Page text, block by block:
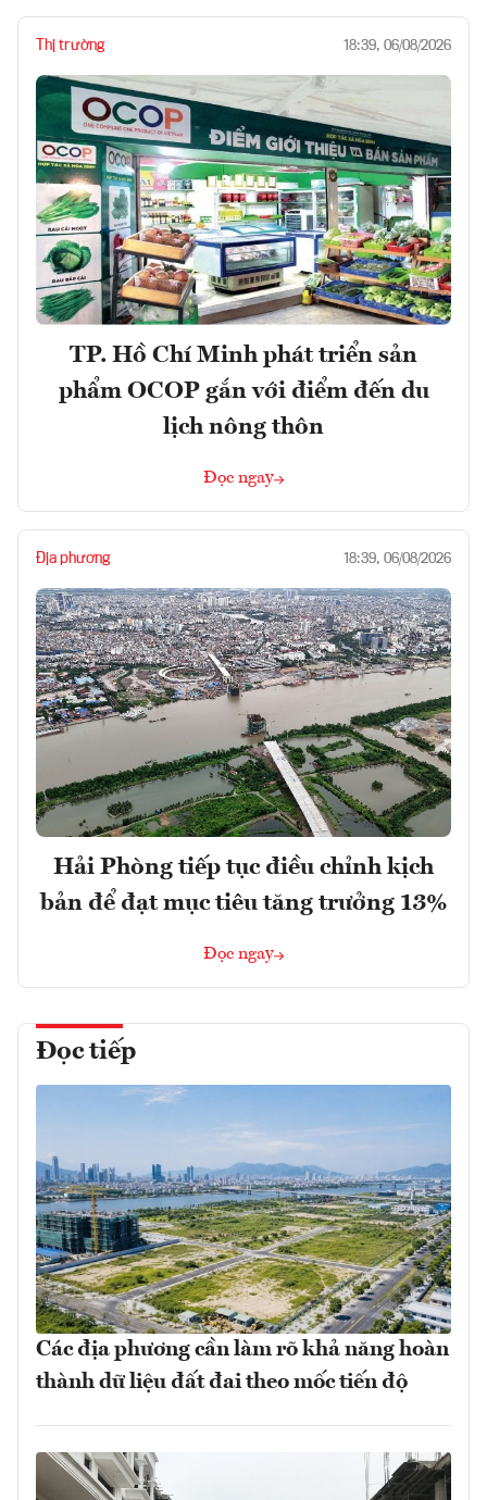
Thị trường 18:39, 06/08/2026
TP. Hồ Chí Minh phát triển sản
phẩm OCOP gắn với điểm đến du
lịch nông thôn
Đọc ngay
Địa phương 18:39, 06/08/2026
Hải Phòng tiếp tục điều chỉnh kịch
bản để đạt mục tiêu tăng trưởng 13%
Đọc ngay
Đọc tiếp
Các địa phương cần làm rõ khả năng hoàn
thành dữ liệu đất đai theo mốc tiến độ